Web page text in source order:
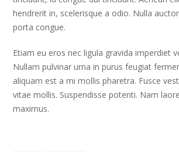
hendrerit in, scelerisque a odio. Nulla
porta congue.
Etiam eu eros nec ligula gravida imperdiet
Nullam pulvinar urna in purus feugiat
aliquam est a mi mollis pharetra. Fusce
vitae mollis. Suspendisse potenti. Nam
maximus.